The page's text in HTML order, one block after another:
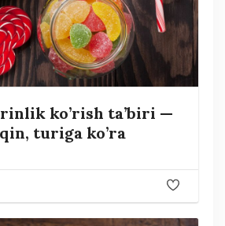
ko’rish ta’biri —
turiga ko’ra